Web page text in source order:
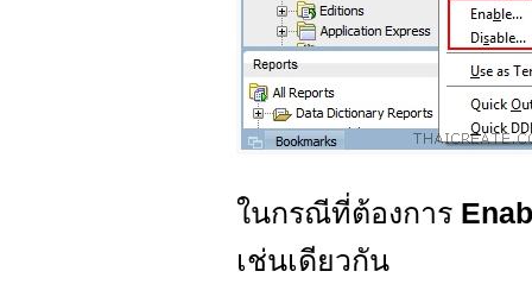
ในกรณีที่ต้องการ
เช่นเดียวกัน